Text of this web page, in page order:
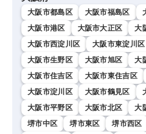
大阪市都島区 大阪市福島区
大阪市港区
大阪市大正区 大
大阪市西淀川区
大阪市東淀川区
大阪市生野区
大阪市旭区 大
大阪市住吉区
大阪市東住吉区
大阪市淀川区
大阪市鶴見区
大阪市平野区
大阪市北区 大
堺市中区
堺市東区 堺市西区